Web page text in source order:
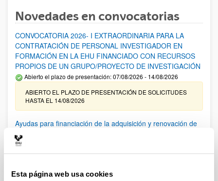
Esta página web usa cookies
Novedades en convocatorias
CONVOCATORIA 2026- I EXTRAORDINARIA PARA LA
CONTRATACIÓN DE PERSONAL INVESTIGADOR EN
FORMACIÓN EN LA EHU FINANCIADO CON RECURSOS
PROPIOS DE UN GRUPO/PROYECTO DE INVESTIGACIÓN
Abierto el plazo de presentación: 07/08/2026 - 14/08/2026
ABIERTO EL PLAZO DE PRESENTACIÓN DE SOLICITUDES
HASTA EL 14/08/2026
Ayudas para financiación de la adquisición y renovación de
infraestructura científica y fondos bibliográficos en la
UPV/EHU 2026
Trámite abierto
25/03/2026: Corrección de errores del listado provisional de
solicitudes admitidas y excluidas. 23/03/2026: Relación